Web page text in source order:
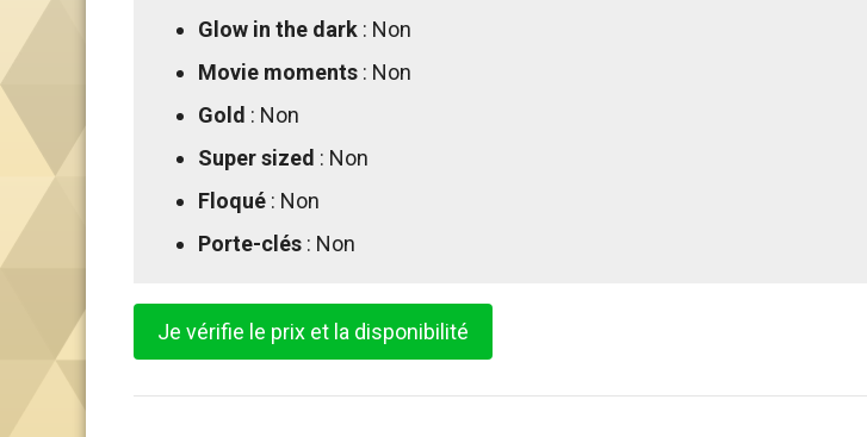
Glow in the dark : Non
Movie moments : Non
Gold : Non
Super sized : Non
Floqué : Non
Porte-clés : Non
Je vérifie le prix et la disponibilité